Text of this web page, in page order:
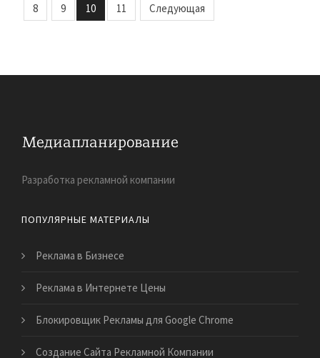
8
9 10 11 Следующая
Разработка рекламной компании
ПОПУЛЯРНЫЕ МАТЕРИАЛЫ
Реклама в Бизнесе
Реклама в Интернете Цены
Блокировщик Рекламы для Google Chrome
Создание Сайта Рекламной Компании